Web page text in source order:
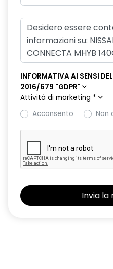
INFORMATIVA AI SENSI
2016/679 "GDPR"
Attività di marketing *
Acconsento
Non